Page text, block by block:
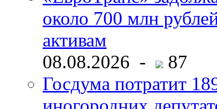
около 700 млн
активам
08.08.2026 -
87
Госдума потратит